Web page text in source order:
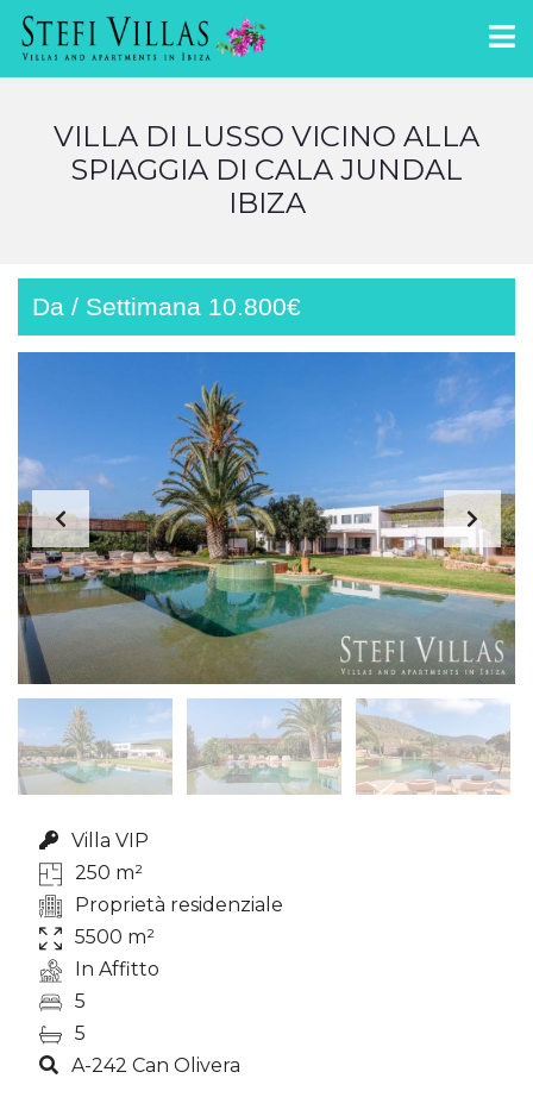
VILLA DI LUSSO VICINO ALLA
SPIAGGIA DI CALA JUNDAL
IBIZA
Da / Settimana 10.800€
Villa VIP
250 m²
Proprietà residenziale
5500 m²
In Affitto
5
5
A-242 Can Olivera